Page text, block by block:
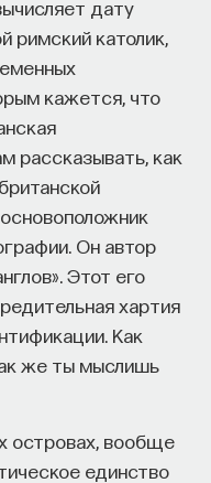
дату
римский католик,
кажется, что
рассказывать, как
Он автор
Этот его
хартия
Как
же ты мыслишь
островах, вообще
единство